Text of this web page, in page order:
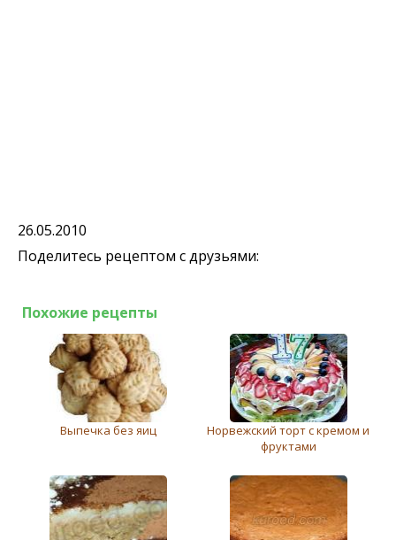
26.05.2010
Поделитесь рецептом с друзьями:
Похожие рецепты
Выпечка без яиц
Норвежский торт с кремом и
фруктами